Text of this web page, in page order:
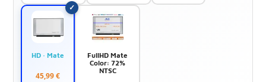
HD · Mate
45,99 €
FullHD Mate
Color: 72%
NTSC